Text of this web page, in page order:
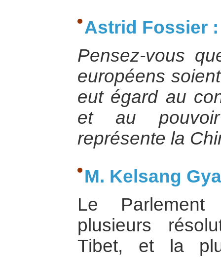
Astrid Fossier :
Pensez-vous
européens
eut égard au
et au
représente la
M. Kelsang
Le
plusieurs
Tibet, et la